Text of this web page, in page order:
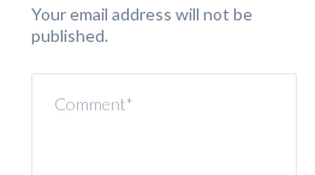
Your email address will not be
published.